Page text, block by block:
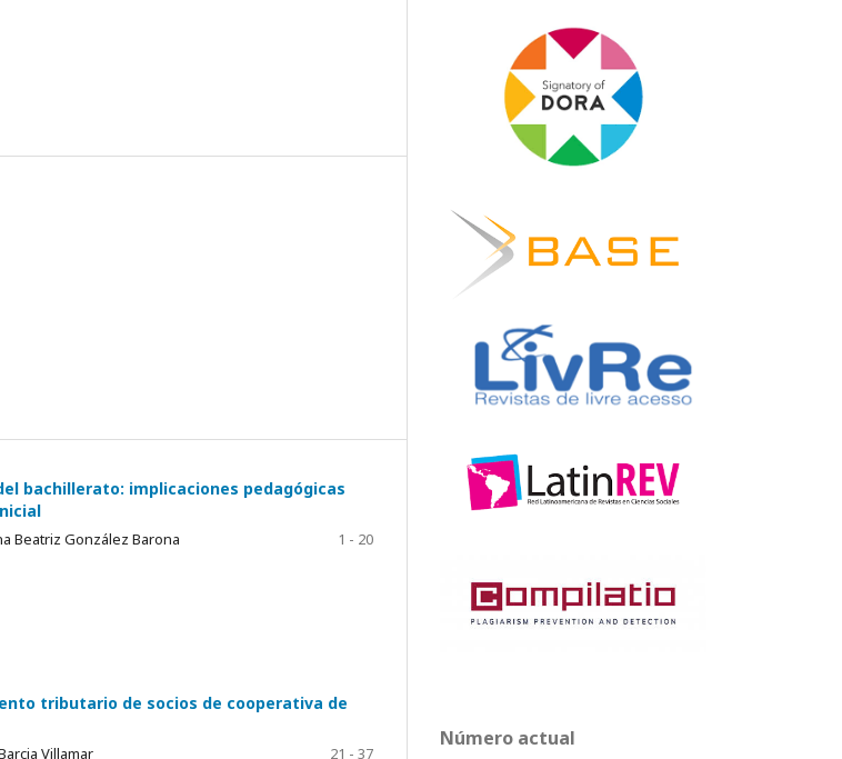
bachillerato: implicaciones pedagógicas
Beatriz González Barona
1 - 20
tributario de socios de cooperativa de
Villamar
21 - 37
Número actual